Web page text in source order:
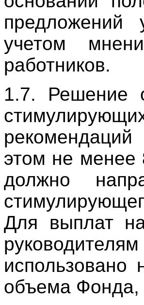
предложений
учетом
работников.
1.7. Решение
этом не менее
должно
Для выплат
объема Фонда,